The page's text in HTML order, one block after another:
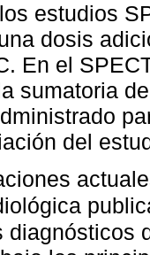
estudios
dosis
En el
sumatoria
del
diagnósticos